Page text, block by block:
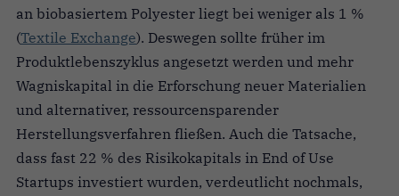
an biobasiertem Polyester liegt bei weniger als 1 %
(Textile Exchange). Deswegen sollte früher im
Produktlebenszyklus angesetzt werden und mehr
Wagniskapital in die Erforschung neuer Materialien
und alternativer, ressourcensparender
Herstellungsverfahren fließen. Auch die Tatsache,
dass fast 22 % des Risikokapitals in End of Use
Startups investiert wurden, verdeutlicht nochmals,